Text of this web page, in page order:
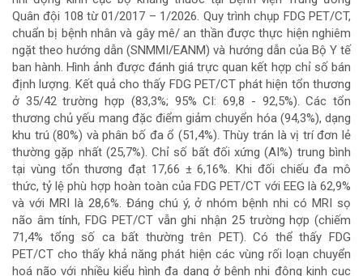
viết
Quân đội 108 từ 01/2017 – 1/2026. Quy trình chụp FDG PET/CT,
chuẩn bị bệnh nhân và gây mê/ an thần được thực hiện nghiêm
ngặt theo hướng dẫn (SNMMI/EANM) và hướng dẫn của Bộ Y tế
ban hành. Hình ảnh được đánh giá trực quan kết hợp chỉ số bán
định lượng. Kết quả cho thấy FDG PET/CT phát hiện tổn thương
ở 35/42 trường hợp (83,3%; 95% CI: 69,8 - 92,5%). Các tổn
thương chủ yếu mang đặc điểm giảm chuyển hóa (94,3%), dạng
khu trú (80%) và phân bố đa ổ (51,4%). Thùy trán là vị trí đơn lẻ
thường gặp nhất (25,7%). Chỉ số bất đối xứng (AI%) trung bình
tại vùng tổn thương đạt 17,66 ± 6,16%. Khi đối chiếu đa mô
thức, tỷ lệ phù hợp hoàn toàn của FDG PET/CT với EEG là 62,9%
và với MRI là 28,6%. Đáng chú ý, ở nhóm bệnh nhi có MRI sọ
não âm tính, FDG PET/CT vẫn ghi nhận 25 trường hợp (chiếm
71,4% tổng số ca bất thường trên PET). Có thể thấy FDG
PET/CT cho thấy khả năng phát hiện các vùng rối loạn chuyển
hoá não với nhiều kiểu hình đa dạng ở bệnh nhi động kinh cục